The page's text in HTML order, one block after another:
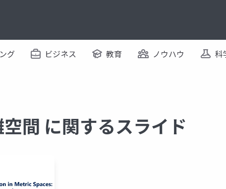
グ ビジネス 教育 ノウハウ 科
間 に関するスライド